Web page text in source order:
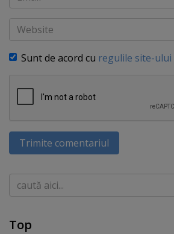
Website
Sunt de acord cu regulile site-ului
Trimite comentariul
Caută
Top